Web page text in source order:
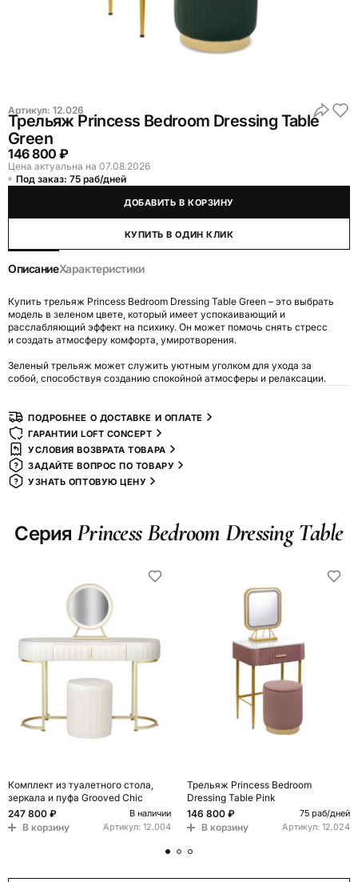
Артикул: 12.026
Трельяж Princess Bedroom Dressing Table
Green
146 800 ₽
Цена актуальна на 07.08.2026
Под заказ: 75 раб/дней
ДОБАВИТЬ В КОРЗИНУ
КУПИТЬ В ОДИН КЛИК
ОписаниеХарактеристики
Купить трельяж Princess Bedroom Dressing Table Green – это выбрать
модель в зеленом цвете, который имеет успокаивающий и
расслабляющий эффект на психику. Он может помочь снять стресс
и создать атмосферу комфорта, умиротворения.
Зеленый трельяж может служить уютным уголком для ухода за
собой, способствуя созданию спокойной атмосферы и релаксации.
ПОДРОБНЕЕ О ДОСТАВКЕ И ОПЛАТЕ
ГАРАНТИИ LOFT CONCEPT
УСЛОВИЯ ВОЗВРАТА ТОВАРА
ЗАДАЙТЕ ВОПРОС ПО ТОВАРУ
УЗНАТЬ ОПТОВУЮ ЦЕНУ
Серия Princess Bedroom Dressing Table
Комплект из туалетного стола,
зеркала и пуфа Grooved Chic
247 800 ₽
В наличии
В корзину Артикул: 12.004
Трельяж Princess Bedroom
Dressing Table Pink
146 800 ₽
75 раб/дней
В корзину Артикул: 12.024